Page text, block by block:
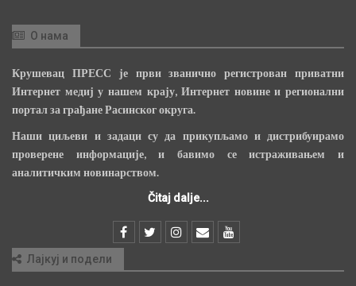
О нама
Крушевац ПРЕСС је први званично регистрован приватни
Интернет медиј у нашем крају, Интернет новине и регионални
портал за грађане Расинског округа.
Наши циљеви и задаци су да прикупљамо и дистрибуирамо
проверене информације, и бавимо се истраживањем и
аналитичким новинарством.
Čitaj dalje...
Лајкуј и подели